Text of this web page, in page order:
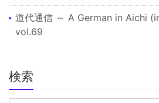
道代通信 ～ A German in Aichi
vol.69
検索